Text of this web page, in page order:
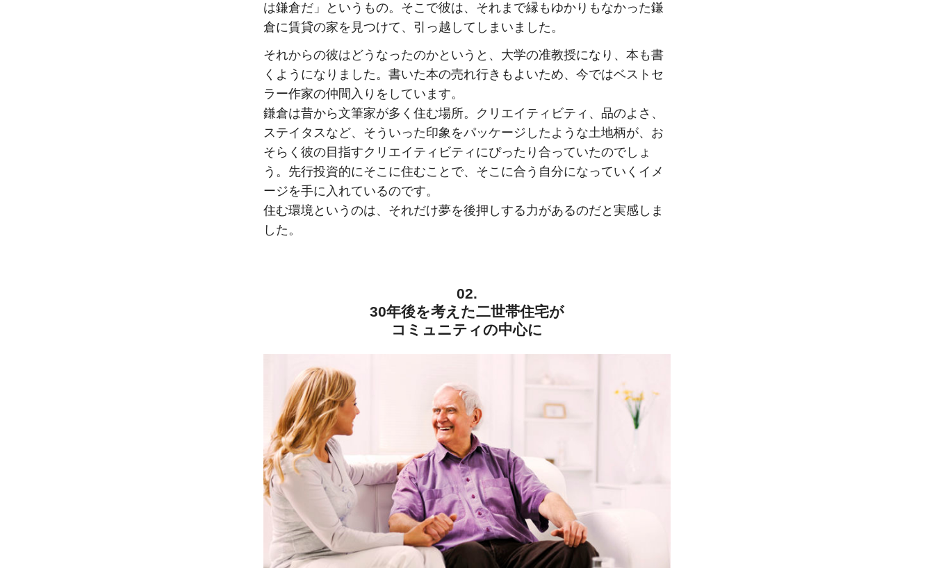
は鎌倉だ」というもの。そこで彼は、それまで縁もゆかりもなかった鎌
倉に賃貸の家を見つけて、引っ越してしまいました。
それからの彼はどうなったのかというと、大学の准教授になり、本も書
くようになりました。書いた本の売れ行きもよいため、今ではベストセ
ラー作家の仲間入りをしています。
鎌倉は昔から文筆家が多く住む場所。クリエイティビティ、品のよさ、
ステイタスなど、そういった印象をパッケージしたような土地柄が、お
そらく彼の目指すクリエイティビティにぴったり合っていたのでしょ
う。先行投資的にそこに住むことで、そこに合う自分になっていくイメ
ージを手に入れているのです。
住む環境というのは、それだけ夢を後押しする力があるのだと実感しま
した。
02.
30年後を考えた二世帯住宅が
コミュニティの中心に